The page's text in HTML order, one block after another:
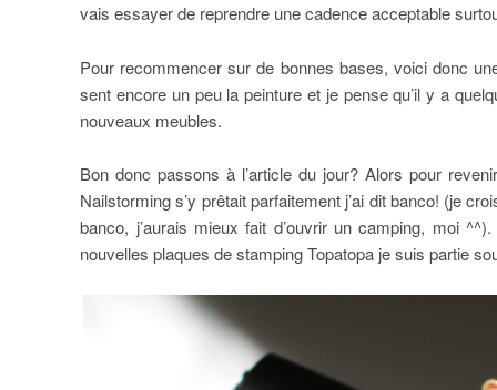
vais essayer de reprendre une cadence acceptable
Pour recommencer sur de bonnes bases, voici donc
sent encore un peu la peinture et je pense qu’il y a
nouveaux meubles.
Bon donc passons à l’article du jour? Alors pour
Nailstorming s’y prêtait parfaitement j’ai dit banco! (je
banco, j’aurais mieux fait d’ouvrir un camping, moi
nouvelles plaques de stamping Topatopa je suis partie